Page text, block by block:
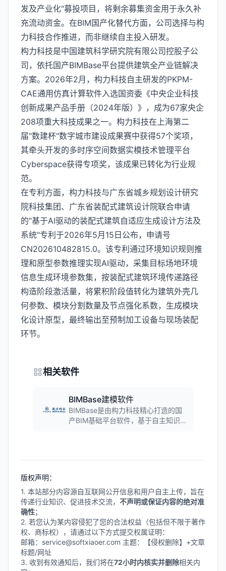
发及产业化"募投项目，将剩余募集资金用于永久补
充流动资金。在BIM国产化替代方面，公司选择与构
力科技合作推进，而非继续自主投入研发。
构力科技是中国建筑科学研究院有限公司控股子公
司，依托国产BIMBase平台提供建筑全产业链解决
方案。2026年2月，构力科技自主研发的PKPM-
CAE通用仿真计算软件入选国资委《中央企业科技
创新成果产品手册（2024年版）》，成为67家央企
208项重大科技成果之一。构力科技在上海第二
届"数建杯"数字城市建设成果赛中获得57个奖项，
其牵头开发的多时序空间数据实模技术管理平台
Cyberspace获得专项奖，该成果已转化为行业规
范。
在专利方面，构力科技与广东省城乡规划设计研究
院科技集团、广东省装配式建筑设计院联合申请
的"基于AI驱动的装配式建筑自适应生成设计方法及
系统"专利于2026年5月15日公布，申请号
CN202610482815.0。该专利通过环境知识规则推
理和原型参数推理实现AI驱动，采集目标场地环境
信息生成环境参数集，按装配式建筑环境传递路径
构造阶段激活量，将累积阶段值转化为建筑外壳几
何参数、模块分割数量及节点强化系数，生成模块
化设计原型，最终输出至预制加工设备与现场装配
环节。
相关软件
BIMBase建模软件
BIMBase是由构力科技精心打造的国
产BIM基础平台软件，基于自主知识产
览，以及多专业高效建模与交付，适
版权声明：
1. 本站部分内容源自互联网公开信息和用户自主上传，旨在
传递行业知识、促进技术交流， 不声明或保证内容的绝对准
确性；
2. 若您认为某内容侵犯了您的合法权益（包括但不限于著作
权、商标权），请通过以下方式提交权属证明：
邮箱：service@softxiaoer.com 主题：【侵权删除】+文章
标题/网址
3. 收到有效通知后，我们将在72小时内核实并删除相关内